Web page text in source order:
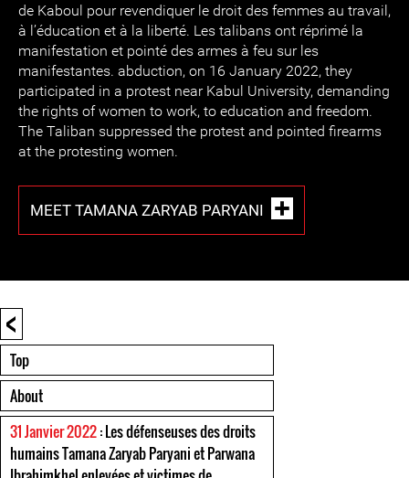
de Kaboul pour revendiquer le droit des femmes au travail,
à l’éducation et à la liberté. Les talibans ont réprimé la
manifestation et pointé des armes à feu sur les
manifestantes. abduction, on 16 January 2022, they
participated in a protest near Kabul University, demanding
the rights of women to work, to education and freedom.
The Taliban suppressed the protest and pointed firearms
at the protesting women.
MEET TAMANA ZARYAB PARYANI
<
Top
About
31 Janvier 2022: Les défenseuses des droits
humains Tamana Zaryab Paryani et Parwana